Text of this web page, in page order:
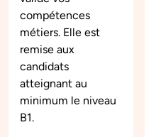
compétences
métiers. Elle est
remise aux
candidats
atteignant au
minimum le niveau
B1.